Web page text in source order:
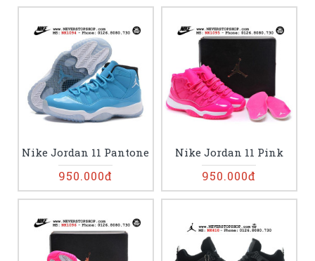
Nike Jordan 11 Pantone
950.000đ
Nike Jordan 11 Pink
950.000đ